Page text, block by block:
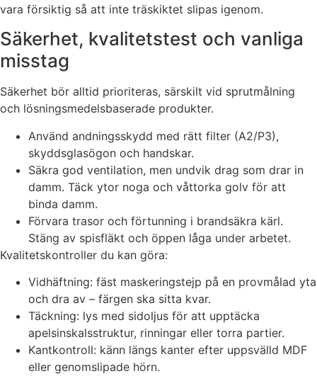
vara försiktig så att inte träskiktet slipas igenom.
Säkerhet, kvalitetstest och vanliga
misstag
Säkerhet bör alltid prioriteras, särskilt vid sprutmålning
och lösningsmedelsbaserade produkter.
Använd andningsskydd med rätt filter (A2/P3),
skyddsglasögon och handskar.
Säkra god ventilation, men undvik drag som drar in
damm. Täck ytor noga och våttorka golv för att
binda damm.
Förvara trasor och förtunning i brandsäkra kärl.
Stäng av spisfläkt och öppen låga under arbetet.
Kvalitetskontroller du kan göra:
Vidhäftning: fäst maskeringstejp på en provmålad yta
och dra av – färgen ska sitta kvar.
Täckning: lys med sidoljus för att upptäcka
apelsinskalsstruktur, rinningar eller torra partier.
Kantkontroll: känn längs kanter efter uppsvälld MDF
eller genomslipade hörn.